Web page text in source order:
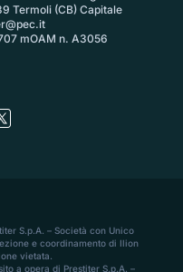
Termoli (CB) Capitale
mOAM n. A3056
S.p.A. – Società con Unico
e coordinamento di Ilion
vietata.
a opera di Prestiter S.p.A. –